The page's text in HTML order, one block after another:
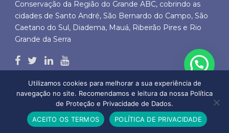
Conservação da Região do Grande ABC, cobrindo as
cidades de Santo André, São Bernardo do Campo, São
Caetano do Sul, Diadema, Mauá, Ribeirão Pires e Rio
Grande da Serra
Copyright © 2026 SEAC ABC - Todos os direitos autorais reservados
by BLD DO BRASIL SERVIÇOS DE INTERNET LTDA.
Utilizamos cookies para melhorar a sua experiência de
navegação no site. Recomendamos e leitura da nossa Política
de Proteção e Privacidade de Dados.
ACEITO OS TERMOS
POLÍTICA DE PRIVACIDADE